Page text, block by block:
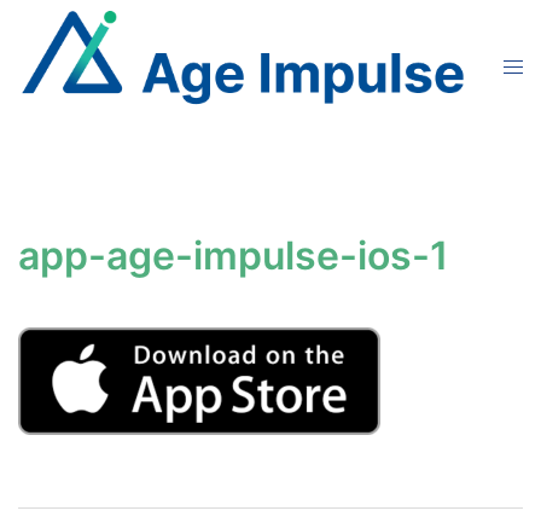
contenu
app-age-impulse-ios-1